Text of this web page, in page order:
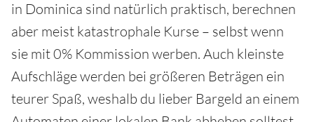
in Dominica sind natürlich praktisch, berechnen
aber meist katastrophale Kurse – selbst wenn
sie mit 0% Kommission werben. Auch kleinste
Aufschläge werden bei größeren Beträgen ein
teurer Spaß, weshalb du lieber Bargeld an einem